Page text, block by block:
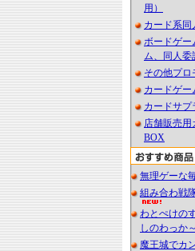
用）
カード系同
ボードゲー
ム、同人委
その他プロ
カードゲー
カードサプ
店舗販売用
BOX
無理ゲーな
組み合わ戦
わとぺけの
しのわっか～
魔王城でカ